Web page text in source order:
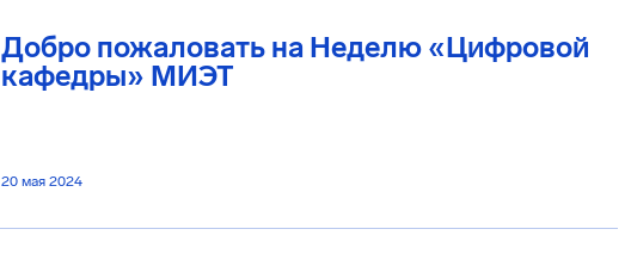
Добро пожаловать на Неделю «Цифровой
кафедры» МИЭТ
20 мая 2024